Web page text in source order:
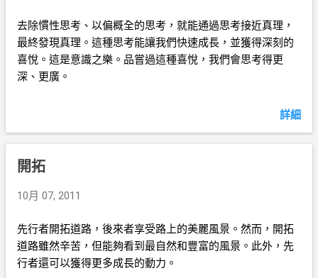
去除慣性思考、以偏概全的思考，就能通過思考接近真理，
最終發現真理。這種思考能讓我們快速成長，並獲得深刻的
喜悅。這是意識之樂。品嘗過這種喜悅，我們會思考得更
深、更廣。
詳細
開拓
10月 07, 2011
先行者開拓道路，後來者享受路上的美麗風景。然而，開拓
道路雖然辛苦，但能夠看到最自然和豐富的風景。此外，先
行者還可以獲得更多成長的動力。